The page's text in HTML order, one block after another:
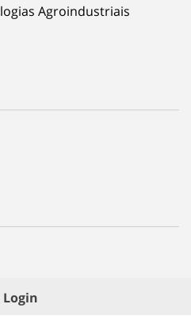
Agroindustriais
Login